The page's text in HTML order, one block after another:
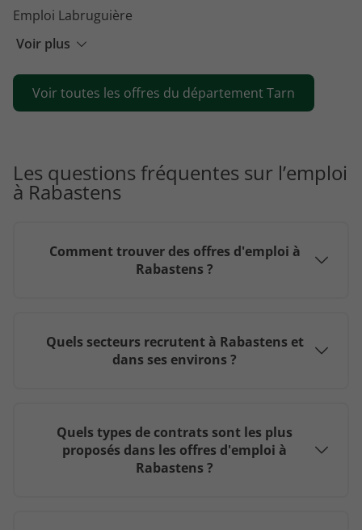
Voir plus
Emploi Labruguière
Emploi Saint-Juéry
Emploi Lisle-sur-Tarn
Emploi Lescure-d'Albigeois
Voir toutes les offres du département Tarn
Les questions fréquentes sur l’emploi
à Rabastens
Comment trouver des offres d'emploi à
Rabastens ?
Quels secteurs recrutent à Rabastens et
dans ses environs ?
Quels types de contrats sont les plus
proposés dans les offres d'emploi à
Rabastens ?